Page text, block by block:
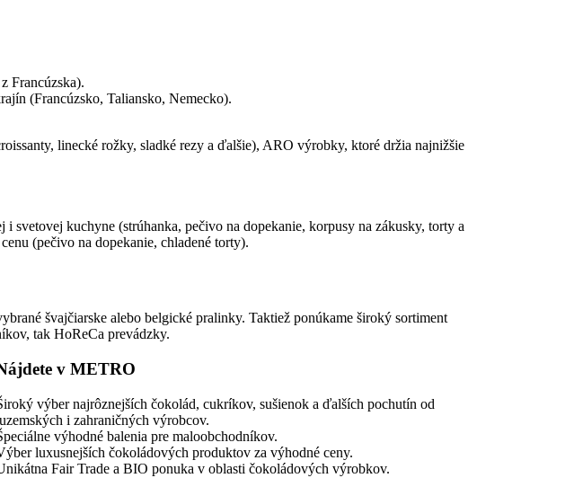
Francúzska).
(Francúzsko, Taliansko, Nemecko).
linecké rožky, sladké rezy a ďalšie), ARO výrobky, ktoré držia najnižšie
kuchyne (strúhanka, pečivo na dopekanie, korpusy na zákusky, torty a
(pečivo na dopekanie, chladené torty).
švajčiarske alebo belgické pralinky. Taktiež ponúkame široký sortiment
tak HoReCa prevádzky.
v METRO
výber najrôznejších čokolád, cukríkov, sušienok a ďalších pochutín od
i zahraničných výrobcov.
výhodné balenia pre maloobchodníkov.
luxusnejších čokoládových produktov za výhodné ceny.
Fair Trade a BIO ponuka v oblasti čokoládových výrobkov.